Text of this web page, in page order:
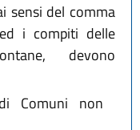
sensi del comma
i compiti delle
devono
Comuni non